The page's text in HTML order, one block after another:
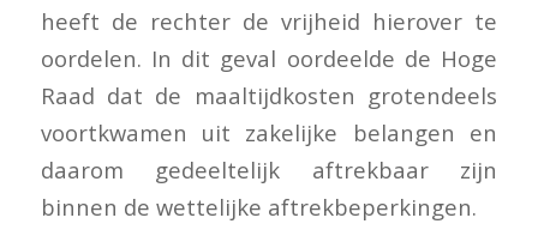
heeft de rechter de vrijheid hierover te
oordelen. In dit geval oordeelde de Hoge
Raad dat de maaltijdkosten grotendeels
voortkwamen uit zakelijke belangen en
daarom gedeeltelijk aftrekbaar zijn
binnen de wettelijke aftrekbeperkingen.